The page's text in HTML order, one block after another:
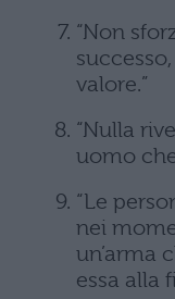
“Non
valore.”
“Nulla
uomo
“Le
nei
un’arma
essa alla